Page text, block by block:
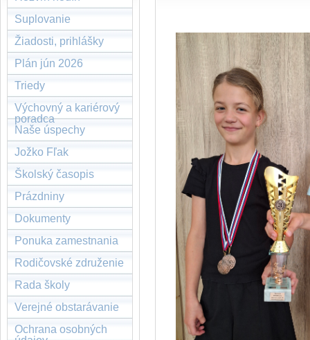
Suplovanie
Žiadosti, prihlášky
Plán jún 2026
Triedy
Výchovný a kariérový
poradca
Naše úspechy
Jožko Fľak
Školský časopis
Prázdniny
Dokumenty
Ponuka zamestnania
Rodičovské združenie
Rada školy
Verejné obstarávanie
Ochrana osobných